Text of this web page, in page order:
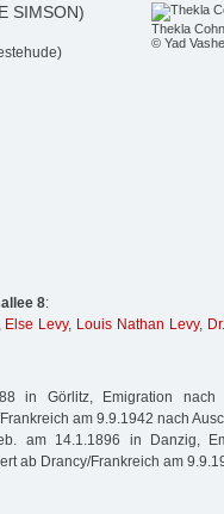
Thekla
© Yad
SIMSON)
8:
, Else Levy, Louis Nathan Levy,
in Görlitz, Emigration nach
am 9.9.1942 nach
am 14.1.1896 in Danzig,
ab Drancy/Frankreich am